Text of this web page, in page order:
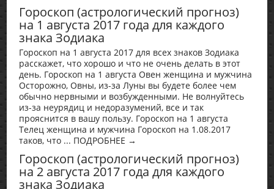
Гороскоп (астрологический прогноз)
на 1 августа 2017 года для каждого
знака Зодиака
Гороскоп на 1 августа 2017 для всех знаков Зодиака
расскажет, что хорошо и что не очень делать в этот
день. Гороскоп на 1 августа Овен женщина и мужчина
Осторожно, Овны, из-за Луны вы будете более чем
обычно нервными и возбужденными. Не волнуйтесь
из-за неурядиц и недоразумений, все и так
прояснится в вашу пользу. Гороскоп на 1 августа
Телец женщина и мужчина Гороскоп на 1.08.2017
таков, что ... ПОДРОБНЕЕ →
Гороскоп (астрологический прогноз)
на 2 августа 2017 года для каждого
знака Зодиака